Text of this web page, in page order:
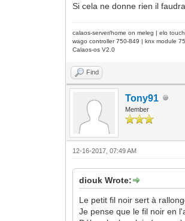
Si cela ne donne rien il
calaos-server/home on meleg | elo touch
wago controller 750-849 | knx module
Calaos-os V2.0
Find
Tony91
Member
12-16-2017, 07:49 AM
diouk Wrote:
Le petit fil noir sert à
Je pense que le fil noir en